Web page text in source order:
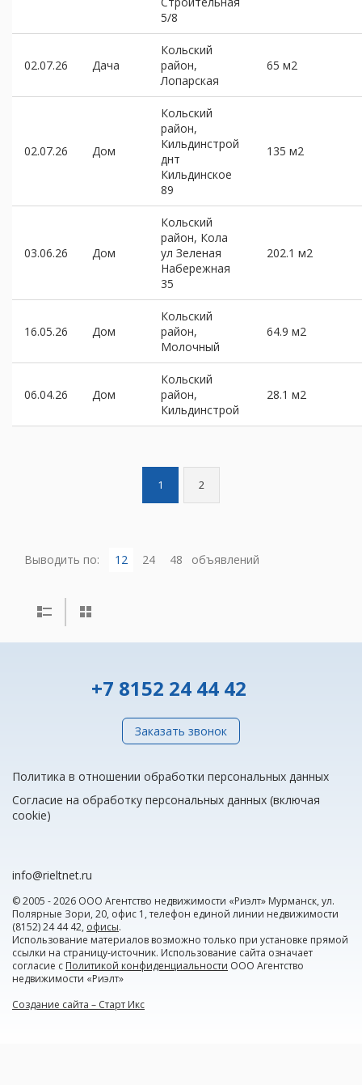
5/8
02.07.26 Дача
Кольский
район,
Лопарская
65 м2
02.07.26 Дом
Кольский
район,
Кильдинстрой
днт
Кильдинское
89
135 м2
03.06.26 Дом
Кольский
район, Кола
ул Зеленая
Набережная
35
202.1 м2
16.05.26 Дом
Кольский
район,
Молочный
64.9 м2
06.04.26 Дом
Кольский
район,
Кильдинстрой
28.1 м2
1 2
Выводить по: 12 24 48 объявлений
+7 8152 24 44 42
Заказать звонок
Политика в отношении обработки персональных данных
Согласие на обработку персональных данных (включая
cookie)
info@rieltnet.ru
© 2005 - 2026 ООО Агентство недвижимости «Риэлт» Мурманск, ул.
Полярные Зори, 20, офис 1, телефон единой линии недвижимости
(8152) 24 44 42, офисы.
Использование материалов возможно только при установке прямой
ссылки на страницу-источник. Использование сайта означает
согласие с Политикой конфиденциальности ООО Агентство
недвижимости «Риэлт»
Создание сайта – Старт Икс